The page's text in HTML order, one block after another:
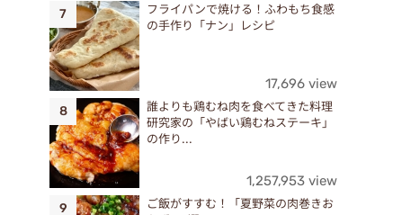
フライパンで焼ける！ふわもち食感
の手作り「ナン」レシピ
17,696 view
誰よりも鶏むね肉を食べてきた料理
研究家の「やばい鶏むねステーキ」
の作り...
1,257,953 view
ご飯がすすむ！「夏野菜の肉巻きお